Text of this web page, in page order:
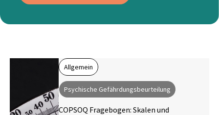
Allgemein
Psychische Gefährdungsbeurteilung
COPSOQ Fragebogen: Skalen und